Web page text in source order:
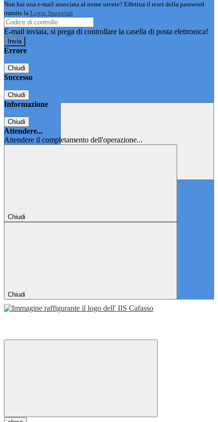
Non hai una e-mail associata al nome utente? Effettua il reset della password
tramite la Login Spaggiari
E-mail inviata, si prega di controllare la casella di posta elettronica!
Errore
Chiudi
Successo
Chiudi
Informazione
Chiudi
Attendere...
Attendere il completamento dell'operazione...
Chiudi
Chiudi